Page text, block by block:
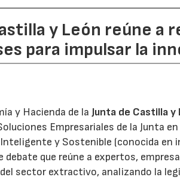
y León reúne a
para impulsar la
y Hacienda de laJunta de Castilla y
Empresariales de la Junta
y Sostenible (conocida en
debate que reúne a expertos,
sector extractivo, analizando la